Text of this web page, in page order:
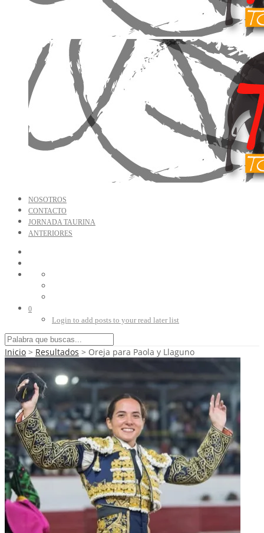
NOSOTROS
CONTACTO
JORNADA TAURINA
ANTERIORES
0
Login to add posts to your read later list
Inicio > Resultados > Oreja para Paola y Llaguno